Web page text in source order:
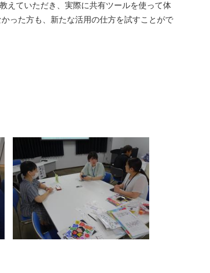
えていただき、実際に共有ツールを使って体
った方も、新たな活用の仕方を試すことがで